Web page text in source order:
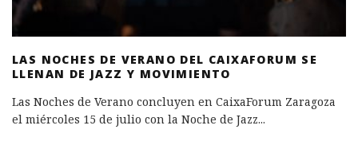
LAS NOCHES DE VERANO DEL CAIXAFORUM SE
LLENAN DE JAZZ Y MOVIMIENTO
Las Noches de Verano concluyen en CaixaForum Zaragoza
el miércoles 15 de julio con la Noche de Jazz...